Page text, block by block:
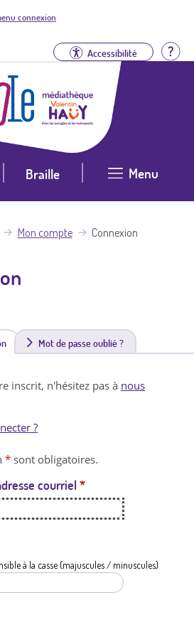
connexion
Accessibilité
Braille Menu
Mon compte Connexion
(
n
t
a
t
i
Mot de passe oublié ?
inscrit, n'hésitez pas à nous
?
* sont obligatoires.
courriel *
à la casse (majuscules / minuscules)